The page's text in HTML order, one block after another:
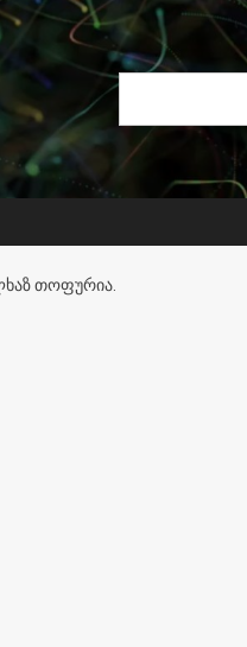
ᲗᲝᲤᲣᲠᲘᲐ.